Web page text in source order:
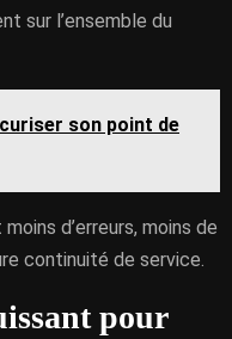
sur l’ensemble du
son point de
d’erreurs, moins de
continuité de service.
pour